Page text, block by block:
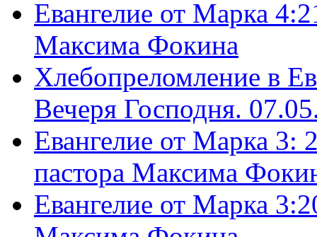
Евангелие от Марка
Максима Фокина
Хлебопреломление в
Вечеря Господня.
Евангелие от Марка 3:
пастора Максима
Евангелие от Марка